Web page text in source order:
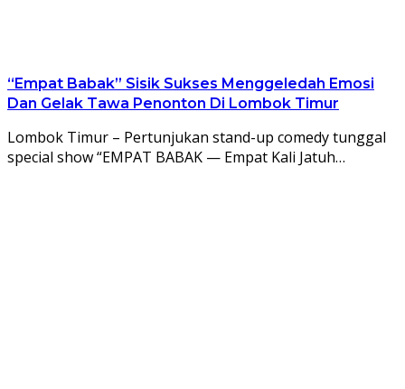
“Empat Babak” Sisik Sukses Menggeledah Emosi
Dan Gelak Tawa Penonton Di Lombok Timur
Lombok Timur – Pertunjukan stand-up comedy tunggal
special show “EMPAT BABAK — Empat Kali Jatuh…